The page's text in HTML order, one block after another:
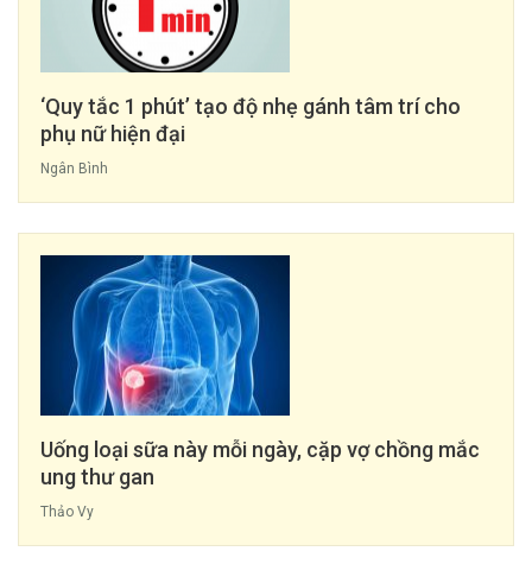
‘Quy tắc 1 phút’ tạo độ nhẹ gánh tâm trí cho
phụ nữ hiện đại
Ngân Bình
Uống loại sữa này mỗi ngày, cặp vợ chồng mắc
ung thư gan
Thảo Vy